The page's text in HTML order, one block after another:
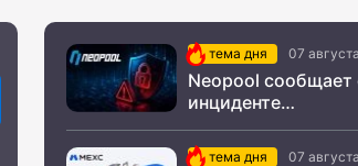
тема дня 07
Neopool сообщает
инциденте
безопасности
тема дня 07